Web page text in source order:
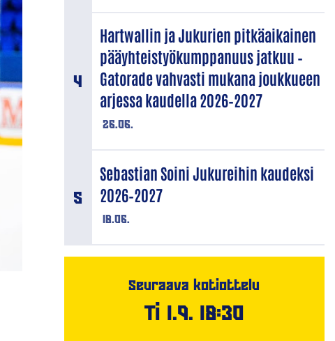
26.06.
Hartwallin ja Jukurien pitkäaikainen
pääyhteistyökumppanuus jatkuu –
Gatorade vahvasti mukana joukkueen
arjessa kaudella 2026–2027
18.06.
Sebastian Soini Jukureihin kaudeksi
2026–2027
Seuraava kotiottelu
Ti 1.9. 18:30